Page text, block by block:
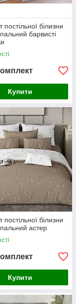
постільної білизни
барвисті
Купити
постільної білизни
астер
Купити